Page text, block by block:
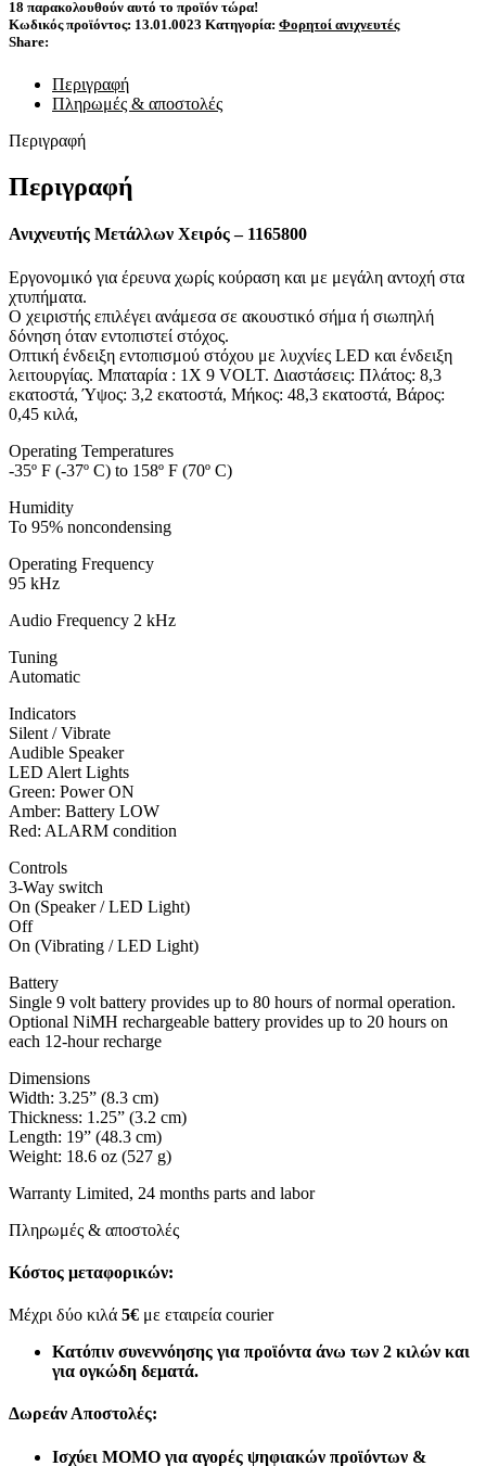
18 παρακολουθούν αυτό το προϊόν τώρα!
Κωδικός προϊόντος: 13.01.0023 Κατηγορία: Φορητοί ανιχνευτές
Share:
Περιγραφή
Πληρωμές & αποστολές
Περιγραφή
Περιγραφή
Ανιχνευτής Μετάλλων Χειρός – 1165800
Εργονομικό για έρευνα χωρίς κούραση και με μεγάλη αντοχή στα
χτυπήματα.
Ο χειριστής επιλέγει ανάμεσα σε ακουστικό σήμα ή σιωπηλή
δόνηση όταν εντοπιστεί στόχος.
Οπτική ένδειξη εντοπισμού στόχου με λυχνίες LED και ένδειξη
λειτουργίας. Μπαταρία : 1X 9 VOLT. Διαστάσεις: Πλάτος: 8,3
εκατοστά, Ύψος: 3,2 εκατοστά, Μήκος: 48,3 εκατοστά, Βάρος:
0,45 κιλά,
Operating Temperatures
-35º F (-37º C) to 158º F (70º C)
Humidity
To 95% noncondensing
Operating Frequency
95 kHz
Audio Frequency 2 kHz
Tuning
Automatic
Indicators
Silent / Vibrate
Audible Speaker
LED Alert Lights
Green: Power ON
Amber: Battery LOW
Red: ALARM condition
Controls
3-Way switch
On (Speaker / LED Light)
Off
On (Vibrating / LED Light)
Battery
Single 9 volt battery provides up to 80 hours of normal operation.
Optional NiMH rechargeable battery provides up to 20 hours on
each 12-hour recharge
Dimensions
Width: 3.25” (8.3 cm)
Thickness: 1.25” (3.2 cm)
Length: 19” (48.3 cm)
Weight: 18.6 oz (527 g)
Warranty Limited, 24 months parts and labor
Πληρωμές & αποστολές
Κόστος μεταφορικών:
Μέχρι δύο κιλά 5€ με εταιρεία courier
Κατόπιν συνεννόησης για προϊόντα άνω των 2 κιλών και
για ογκώδη δεματά.
Δωρεάν Αποστολές:
Ισχύει MOMO για αγορές ψηφιακών προϊόντων &